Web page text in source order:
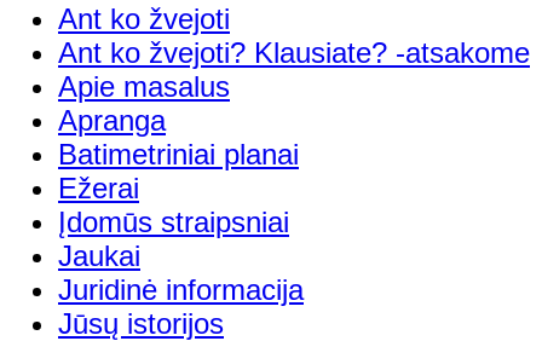
Ant ko žvejoti
Ant ko žvejoti? Klausiate? -atsakome
Apie masalus
Apranga
Batimetriniai planai
Ežerai
Įdomūs straipsniai
Jaukai
Juridinė informacija
Jūsų istorijos